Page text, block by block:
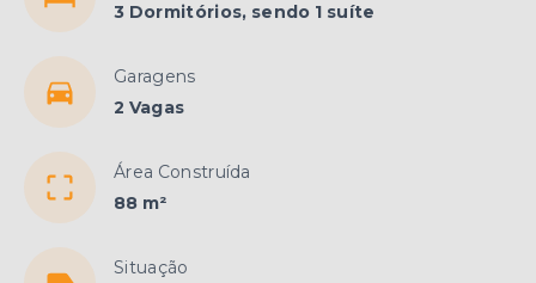
3 Dormitórios, sendo 1 suíte
Garagens
2 Vagas
Área Construída
88 m²
Situação